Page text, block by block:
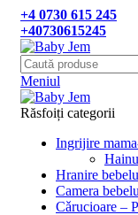
+4 0730 615 245
+40730615245
Meniul
Răsfoiți categorii
Ingrijire
Hranire
Camera
Cǎrucioare –